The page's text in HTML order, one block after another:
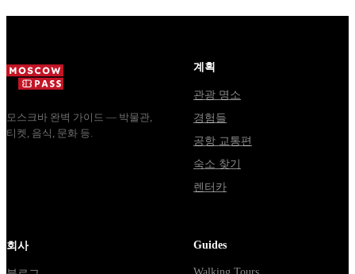
через
Владими...
모스크바 완벽 가이드 — 박물관,
티켓, 음식, 문화 등.
계획
관광 명소
경험들
공항 교통편
숙소 찾기
렌터카
회사 Guides